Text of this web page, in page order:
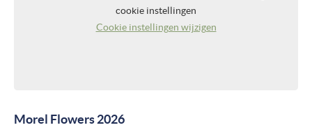
cookie instellingen
Cookie instellingen wijzigen
Morel Flowers 2026